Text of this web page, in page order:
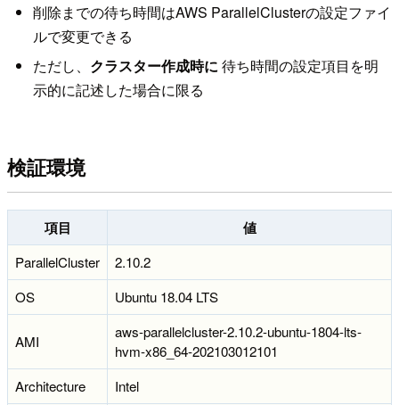
削除までの待ち時間はAWS ParallelClusterの設定ファイ
ルで変更できる
ただし、 クラスター作成時に 待ち時間の設定項目を明
示的に記述した場合に限る
検証環境
項目 値
ParallelCluster
2.10.2
OS
Ubuntu 18.04 LTS
AMI
aws-parallelcluster-2.10.2-ubuntu-1804-lts-
hvm-x86_64-202103012101
Architecture
Intel